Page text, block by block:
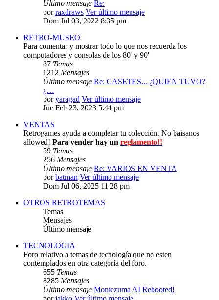
Último mensaje Re:
porraxdraws Ver último mensaje
Dom Jul 03, 2022 8:35 pm
RETRO-MUSEO
Para comentar y mostrar todo lo que nos recuerda los
computadores y consolas de los 80' y 90'
87 Temas
1212 Mensajes
Último mensaje Re: CASETES... ¿QUIEN TUVO?
¿…
poryaragad Ver último mensaje
Jue Feb 23, 2023 5:44 pm
VENTAS
Retrogames ayuda a completar tu colección. No baisanos
allowed! Para vender hay un reglamento!!
59 Temas
256 Mensajes
Último mensaje Re: VARIOS EN VENTA
porbatman Ver último mensaje
Dom Jul 06, 2025 11:28 pm
OTROS RETROTEMAS
Temas
Mensajes
Último mensaje
TECNOLOGIA
Foro relativo a temas de tecnología que no esten
contemplados en otra categoría del foro.
655 Temas
8285 Mensajes
Último mensaje Montezuma AI Rebooted!